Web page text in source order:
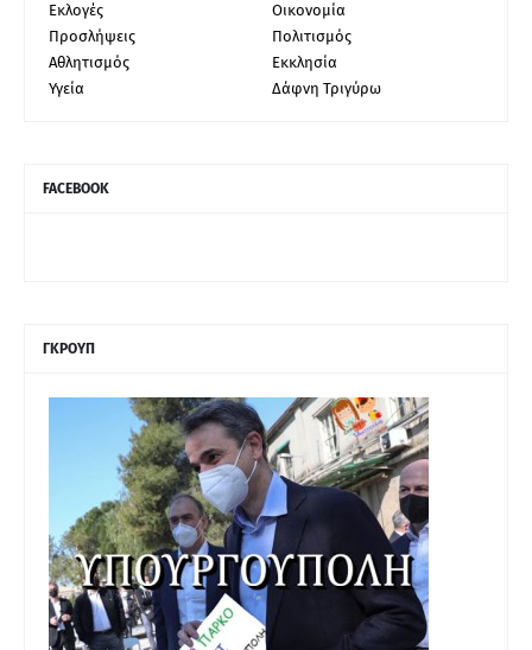
Εκλογές
Οικονομία
Προσλήψεις
Πολιτισμός
Αθλητισμός
Εκκλησία
Υγεία
Δάφνη Τριγύρω
FACEBOOK
ΓΚΡΟΥΠ